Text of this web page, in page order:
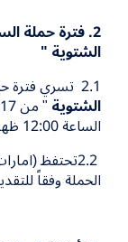
2. فترة حملة
الشتوية"
2.1 تسري فترة
الشتوية" من17
الساعة12:00
2.2تحتفظ
الحملة وفقاً